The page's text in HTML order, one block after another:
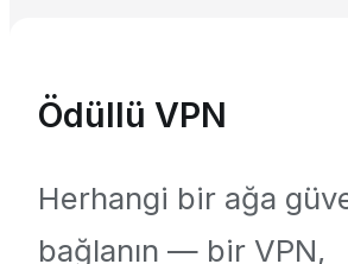
Ödüllü VPN
Herhangi bir ağa
bağlanın — bir VPN,